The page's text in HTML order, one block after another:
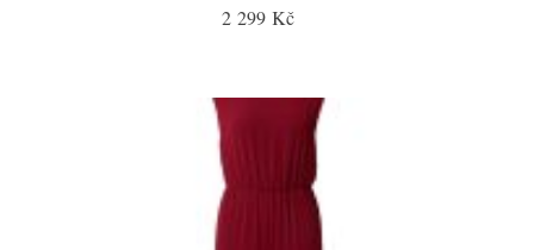
2 299 Kč